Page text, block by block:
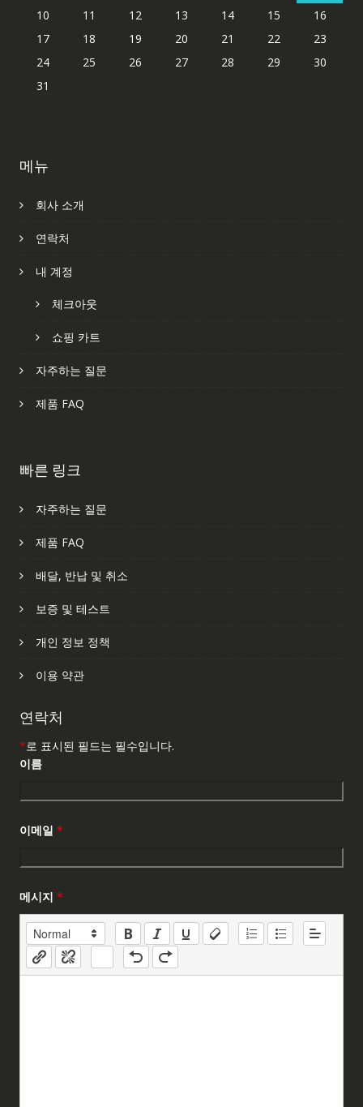
10
11 12 13 14 15
16
17
18 19 20 21 22
23
24
25 26 27 28 29
30
31
메뉴
회사 소개
연락처
내 계정
체크아웃
쇼핑 카트
자주하는 질문
제품 FAQ
빠른 링크
자주하는 질문
제품 FAQ
배달, 반납 및 취소
보증 및 테스트
개인 정보 정책
이용 약관
연락처
*로 표시된 필드는 필수입니다.
이름
이메일 *
메시지 *